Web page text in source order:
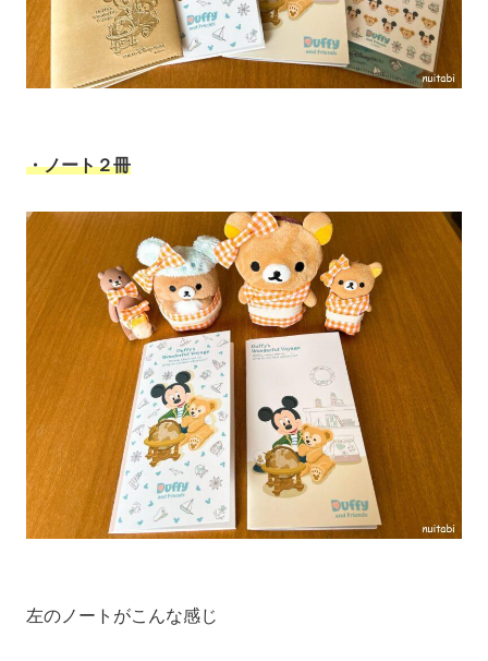
・ノート２冊
左のノートがこんな感じ